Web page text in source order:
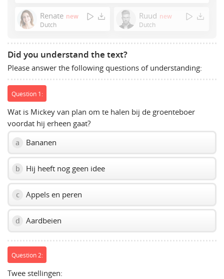
Enter
or
volume
Renate new
Dutch
Ruud new
Dutch
Did you understand the text?
Please answer the following questions of understanding:
Question 1:
Wat is Mickey van plan om te halen bij de groenteboer
voordat hij erheen gaat?
a Bananen
b Hij heeft nog geen idee
c Appels en peren
d Aardbeien
Question 2:
Twee stellingen: